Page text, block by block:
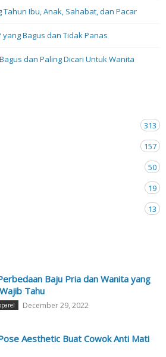
Tahun Ibu, Anak, Sahabat, dan Pacar
yang Bagus dan Tidak Panas
dan Paling Dicari Untuk Wanita
313
157
50
19
13
Baju Pria dan Wanita yang
Tahu
December 29, 2022
Aesthetic Buat Cowok Anti Mati